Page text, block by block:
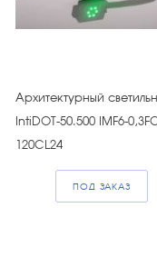
Архитектурный
IntiDOT-50.500 IMF6-
120CL24
ПОД ЗАКАЗ